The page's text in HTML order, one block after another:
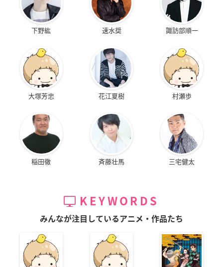
下野紘 速水奨 諏訪部順一
大塚芳忠 花江夏樹 村瀬歩
稲田徹 斉藤壮馬 三宅健太
KEYWORDS
みんなが注目しているアニメ・作品たち